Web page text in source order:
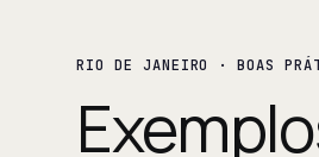
RIO DE JANEIRO · BOAS